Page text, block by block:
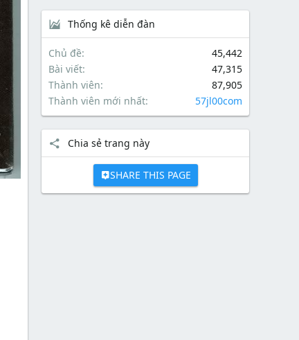
Thống kê diễn đàn
Chủ đề
45,442
Bài viết
47,315
Thành viên
87,905
Thành viên mới nhất
57jl00com
Chia sẻ trang này
SHARE THIS PAGE